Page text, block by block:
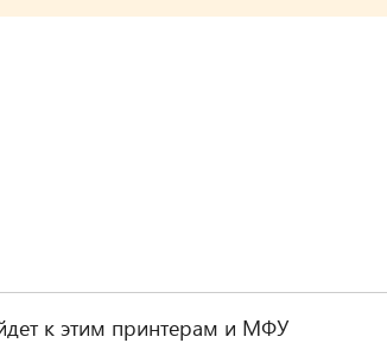
к этим принтерам и МФУ